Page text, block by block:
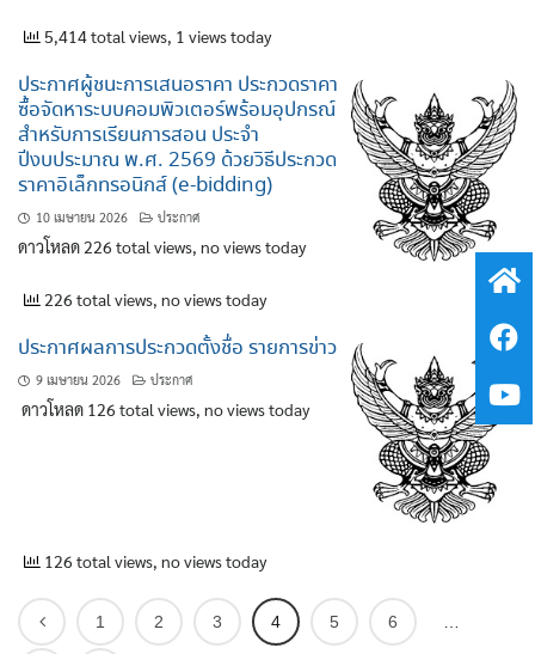
5,414 total views, 1 views today
ประกาศผู้ชนะการเสนอราคา ประกวดราคา
ซื้อจัดหาระบบคอมพิวเตอร์พร้อมอุปกรณ์
สำหรับการเรียนการสอน ประจำ
ปีงบประมาณ พ.ศ. 2569 ด้วยวิธีประกวด
ราคาอิเล็กทรอนิกส์ (e-bidding)
10 เมษายน 2026 ประกาศ
ดาวโหลด 226 total views, no views today
226 total views, no views today
ประกาศผลการประกวดตั้งชื่อ รายการข่าว
9 เมษายน 2026 ประกาศ
ดาวโหลด 126 total views, no views today
126 total views, no views today
1 2 3 4 5 6